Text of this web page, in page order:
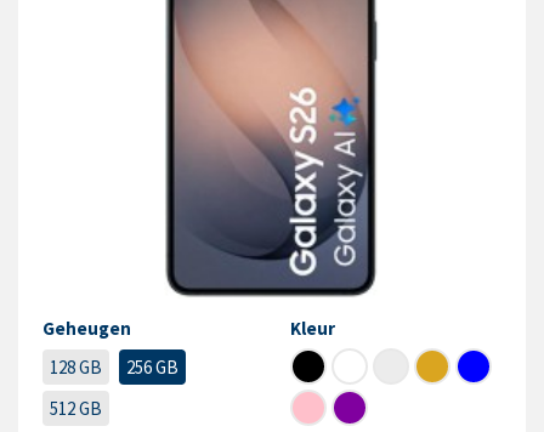
Geheugen
128 GB
256 GB
512 GB
Kleur